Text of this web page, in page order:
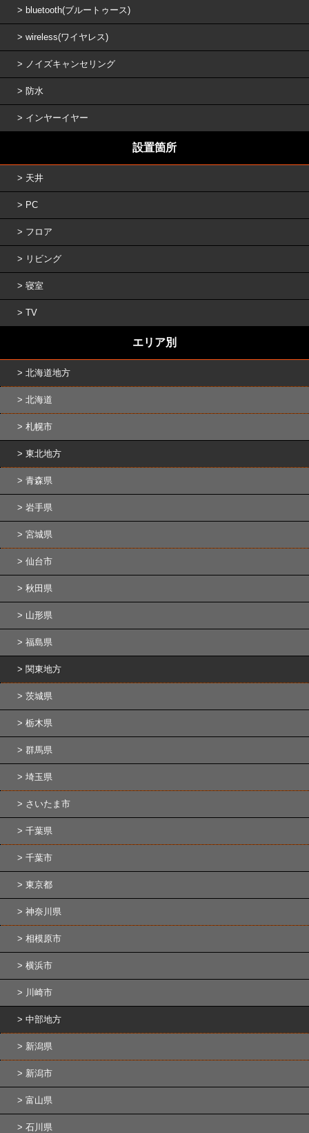
bluetooth(ブルートゥース)
wireless(ワイヤレス)
ノイズキャンセリング
防水
インヤーイヤー
設置箇所
天井
PC
フロア
リビング
寝室
TV
エリア別
北海道地方
北海道
札幌市
東北地方
青森県
岩手県
宮城県
仙台市
秋田県
山形県
福島県
関東地方
茨城県
栃木県
群馬県
埼玉県
さいたま市
千葉県
千葉市
東京都
神奈川県
相模原市
横浜市
川崎市
中部地方
新潟県
新潟市
富山県
石川県